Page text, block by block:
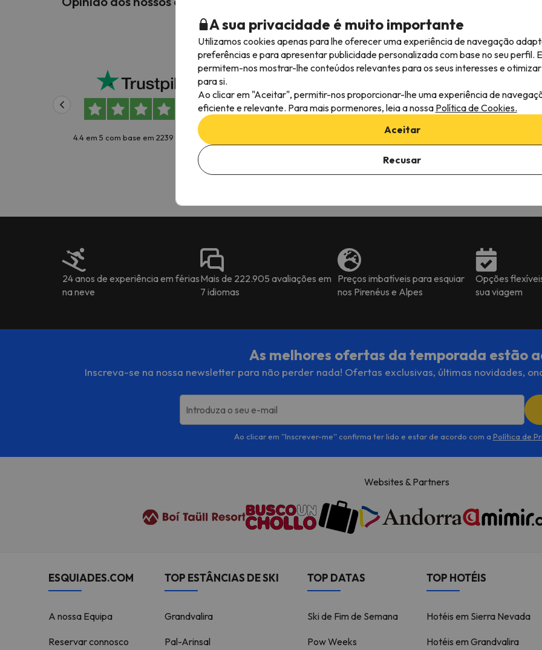
4.4 em 5 com base em 2239 avaliações
06/04/2026
Boa Experiência
Um excelente serviço com tudo
o que precisamos para ter uma
boa experiência de neve.
05/04/
Marcação de hotel
Marcação de hotel, aluguer
material de esqui e compra
forfaits de forma clara e
desagradáveis nos preços
Voucheaurs que tinha
gerindo os serviços pedidos.
24 anos de experiência em férias
na neve
Mais de 222.905 avaliações em
7 idiomas
Preços imbatíveis para esquiar
nos Pirenéus e Alpes
Opções
sua viagem
As melhores ofertas da temporada estão
Inscreva-se na nossa newsletter para não perder nada! Ofertas exclusivas, últimas novidades,
Introduza o seu e-mail
Ao clicar em ''Inscrever-me'' confirma ter lido e estar de acordo com a Política de
Websites & Partners
ESQUIADES.COM
A nossa Equipa
Reservar connosco
TOP ESTÂNCIAS DE SKI
Grandvalira
Pal-Arinsal
TOP DATAS
Ski de Fim de Semana
Pow Weeks
TOP HOTÉIS
Hotéis em Sierra Nevada
Hotéis em Grandvalira
A sua privacidade é muito importante
Utilizamos cookies apenas para lhe oferecer uma experiência de navegação
preferências e para apresentar publicidade personalizada com base no seu perfil.
permitem-nos mostrar-lhe conteúdos relevantes para os seus interesses e
para si.
Ao clicar em "Aceitar", permitir-nos proporcionar-lhe uma experiência de
eficiente e relevante. Para mais pormenores, leia a nossa Política de Cookies.
Aceitar
Recusar